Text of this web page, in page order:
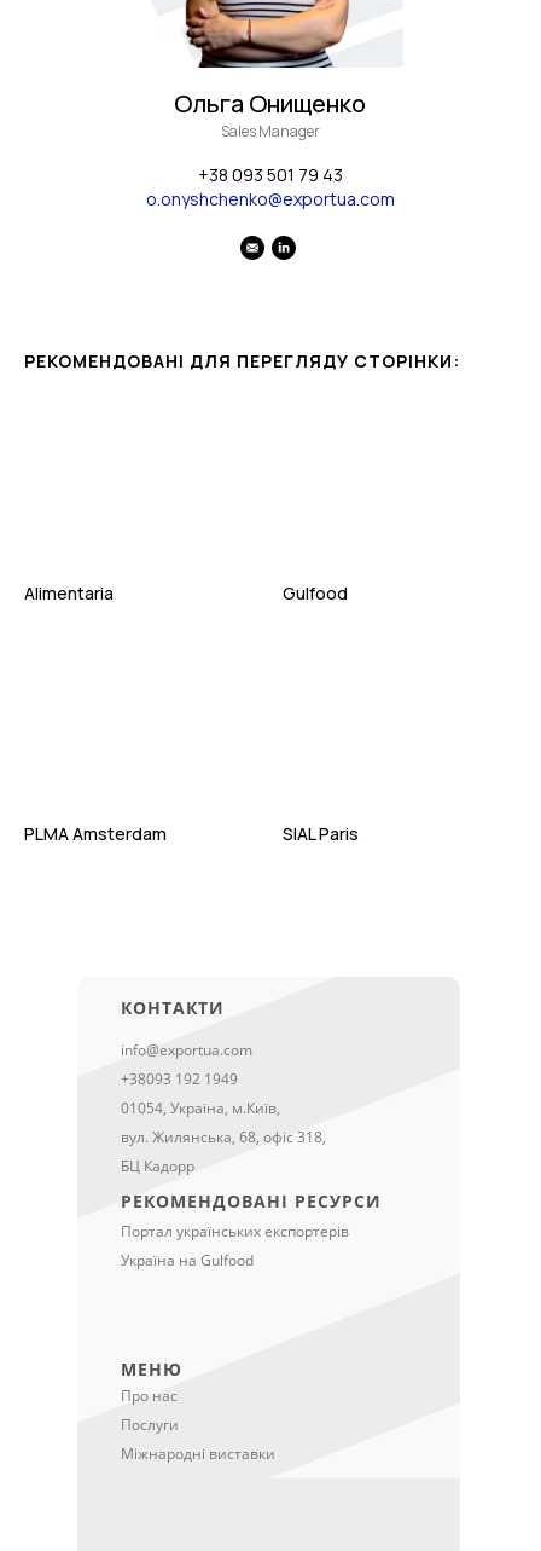
Ольга Онищенко
Sales Manager
+38 093 501 79 43
o.onyshchenko@exportua.com
РЕКОМЕНДОВАНІ ДЛЯ ПЕРЕГЛЯДУ СТОРІНКИ:
Alimentaria Gulfood
PLMA Amsterdam SIAL Paris
Портал українських експортерів
Україна на Gulfood
Про нас
Послуги
Міжнародні виставки
КОНТАКТИ
info@exportua.com
+38093 192 1949
01054, Україна, м.Київ,
вул. Жилянська, 68, офіс 318,
БЦ Кадорр
МЕНЮ
РЕКОМЕНДОВАНІ РЕСУРСИ